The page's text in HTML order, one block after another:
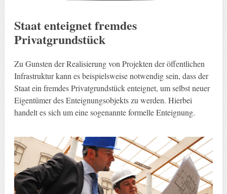
Staat enteignet fremdes
Privatgrundstück
Zu Gunsten der Realisierung von Projekten der öffentlichen
Infrastruktur kann es beispielsweise notwendig sein, dass der
Staat ein fremdes Privatgrundstück enteignet, um selbst neuer
Eigentümer des Enteignungsobjekts zu werden. Hierbei
handelt es sich um eine sogenannte formelle Enteignung.